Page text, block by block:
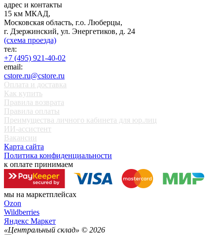
адрес и контакты
15 км МКАД,
Московская область, г.о. Люберцы,
г. Дзержинский, ул. Энергетиков, д. 24
(схема проезда)
тел:
+7 (495) 921-40-02
email:
cstore.ru@cstore.ru
Оплата и доставка
Как купить
Правила возврата
Правила оплаты
Преимущества личного кабинета для юр.лиц
ИИ-ассистент
Вакансии
Карта сайта
Политика конфиденциальности
к оплате принимаем
мы на маркетплейсах
Ozon
Wildberries
Яндекс Маркет
«Центральный склад» © 2026